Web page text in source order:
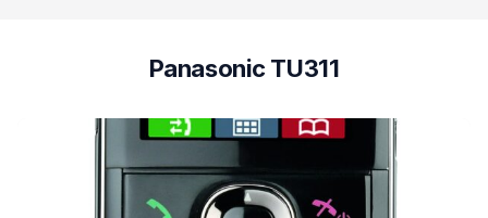
Panasonic TU311